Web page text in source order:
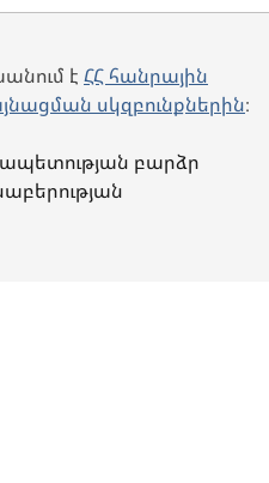
է ՀՀ հանրային
սկզբունքներին։
բարձր